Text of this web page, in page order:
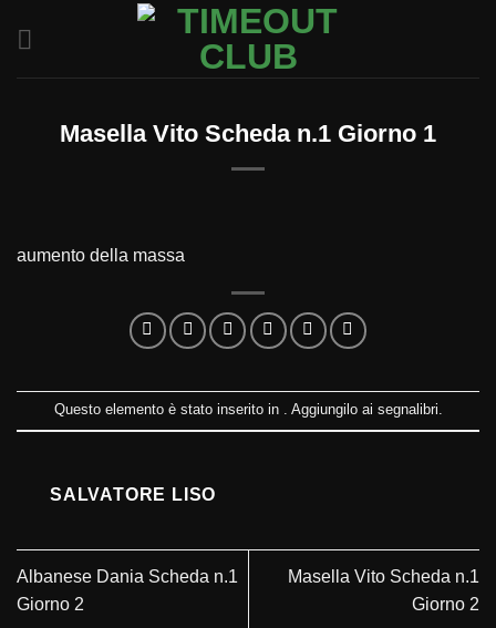
Masella Vito Scheda n.1 Giorno 1
aumento della massa
Questo elemento è stato inserito in . Aggiungilo ai segnalibri
SALVATORE LISO
Albanese Dania Scheda n.1
Giorno 2
Masella Vito Scheda n.1
Giorno 2